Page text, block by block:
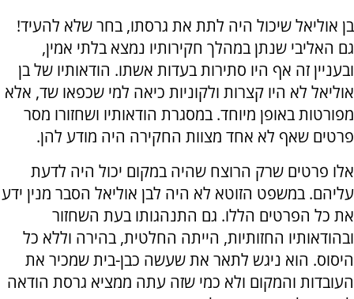
בן אוליאל שיכול היה לתת את גרסתו, בחר שלא להעיד!
גם האליבי שנתן במהלך חקירותיו נמצא בלתי אמין,
ובעניין זה אף היו סתירות בעדות אשתו. הודאותיו של בן
אוליאל לא היו קצרות ולקוניות כיאה למי שכפאו שד, אלא
מפורטות באופן מיוחד. במסגרת הודאותיו ושחזורו מסר
פרטים שאף לא אחד מצוות החקירה היה מודע להן.
אלו פרטים שרק הרוצח שהיה במקום יכול היה לדעת
עליהם. במשפט הזוטא לא היה לבן אוליאל הסבר מנין ידע
את כל הפרטים הללו. גם התנהגותו בעת השחזור
ובהודאותיו החזותיות, הייתה החלטית, בהירה וללא כל
היסוס. הוא ניגש לתאר את שעשה כבן-בית שמכיר את
העובדות והמקום ולא כמי שזה עתה ממציא גרסת הודאה